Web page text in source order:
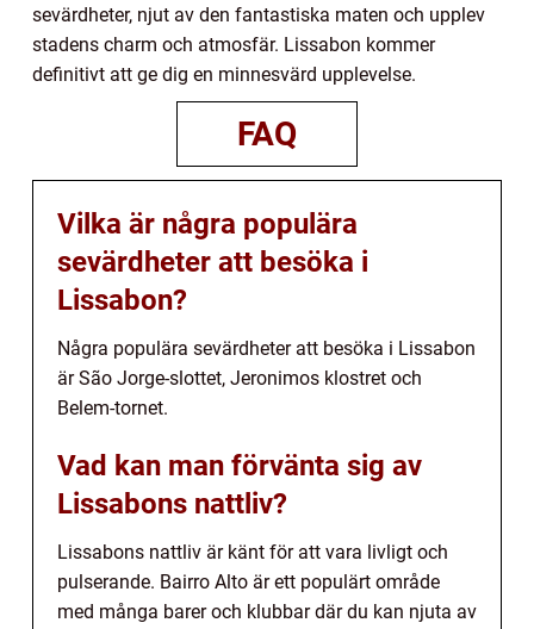
sevärdheter, njut av den fantastiska maten och upplev
stadens charm och atmosfär. Lissabon kommer
definitivt att ge dig en minnesvärd upplevelse.
FAQ
Vilka är några populära
sevärdheter att besöka i
Lissabon?
Några populära sevärdheter att besöka i Lissabon
är São Jorge-slottet, Jeronimos klostret och
Belem-tornet.
Vad kan man förvänta sig av
Lissabons nattliv?
Lissabons nattliv är känt för att vara livligt och
pulserande. Bairro Alto är ett populärt område
med många barer och klubbar där du kan njuta av